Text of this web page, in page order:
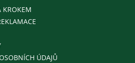
KROKEM
ÚDAJŮ